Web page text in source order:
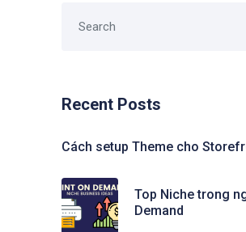
Recent Posts
Cách setup Theme cho
Top Niche trong
Demand